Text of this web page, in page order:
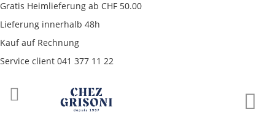
Gratis Heimlieferung ab CHF 50.00
Lieferung innerhalb 48h
Kauf auf Rechnung
Service client 041 377 11 22